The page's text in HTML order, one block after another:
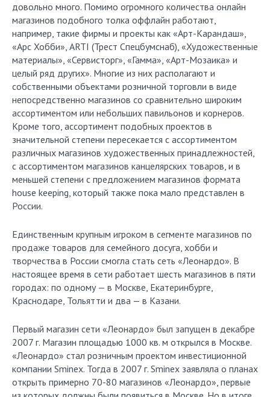
довольно много. Помимо огромного количества онлайн
магазинов подобного толка оффлайн работают,
например, такие фирмы и проекты как «Арт-Карандаш»,
«Арс Хобби», ARTI (Трест Спецбумснаб), «Художественные
материалы», «Сервисторг», «Гамма», «Арт-Мозаика» и
целый ряд других». Многие из них располагают и
собственными объектами розничной торговли в виде
непосредственно магазинов со сравнительно широким
ассортиментом или небольших павильонов и корнеров.
Кроме того, ассортимент подобных проектов в
значительной степени пересекается с ассортиментом
различных магазинов художественных принадлежностей,
с ассортиментом магазинов канцелярских товаров, и в
меньшей степени с предложением магазинов формата
house keeping, который также пока мало представлен в
России.
Единственным крупным игроком в сегменте магазинов по
продаже товаров для семейного досуга, хобби и
творчества в России смогла стать сеть «Леонардо». В
настоящее время в сети работает шесть магазинов в пяти
городах: по одному — в Москве, Екатеринбурге,
Краснодаре, Тольятти и два — в Казани.
Первый магазин сети «Леонардо» был запущен в декабре
2007 г. Магазин площадью 1000 кв. м открылся в Москве.
«Леонардо» стал розничным проектом инвестиционной
компании Sminex. Тогда в 2007 г. Sminex заявляла о планах
открыть примерно 70-80 магазинов «Леонардо», первые